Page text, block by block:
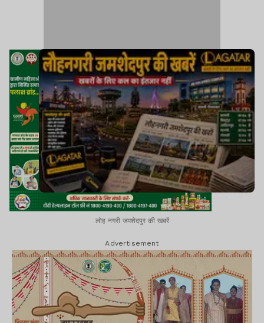
लोह नगरी जमशेदपुर की खबरें
Advertisement